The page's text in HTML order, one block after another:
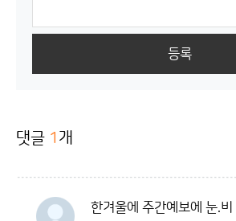
등록
댓글 1 개
한겨울에 주간예보에 눈.